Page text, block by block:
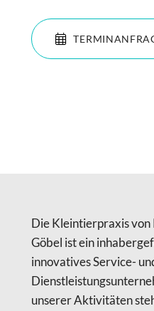
Die Kleintierpraxis
Göbel ist ein
innovatives Service-
unserer Aktivitäten